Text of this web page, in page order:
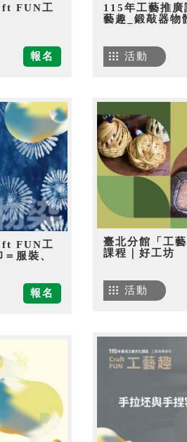
FUN工
報名
115年工藝推
藝趣_鍛敲器物
活動
FUN工
服裝、
報名
臺北分館「工
課程｜好工坊
活動